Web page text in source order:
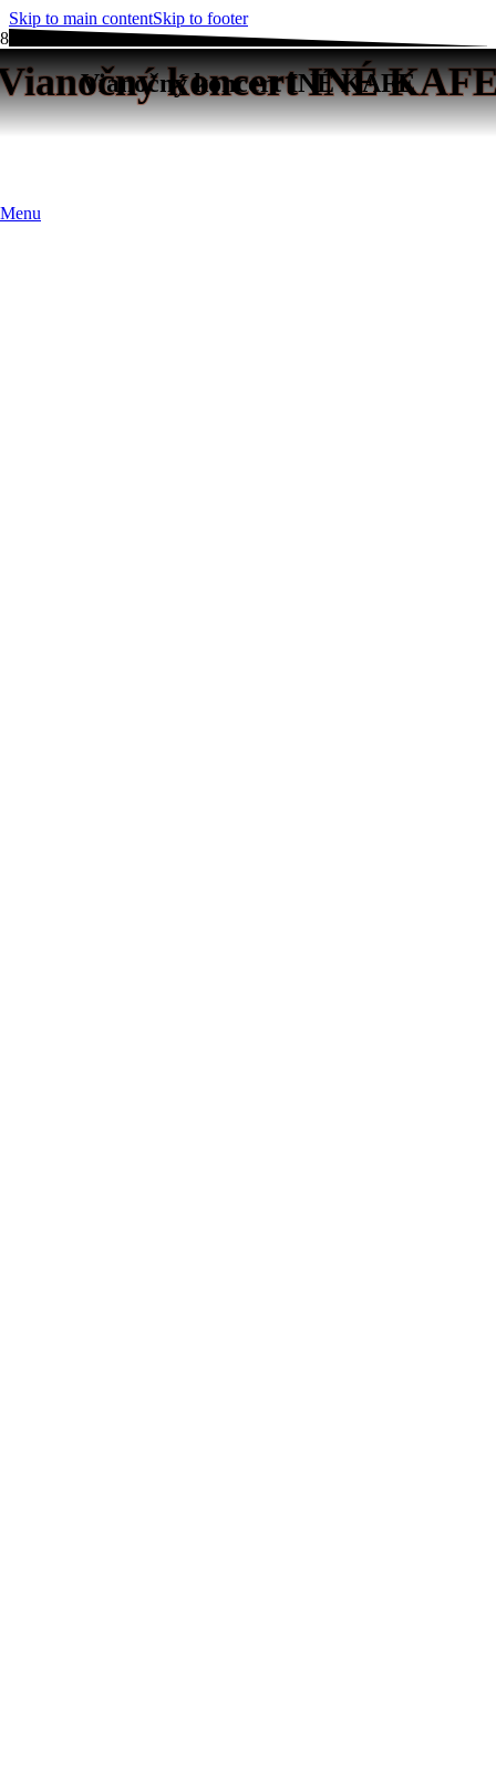
Skip to main contentSkip to footer
Menu
koncert INÉ
Vianočný koncert INÉ KAFE